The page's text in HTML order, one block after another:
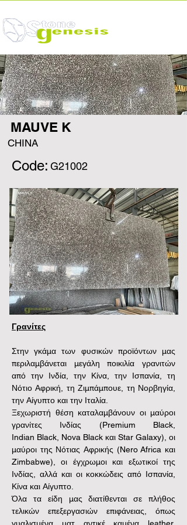
MAUVE K
CHINA
G21002
Code:
Γρανίτες
Στην γκάμα των φυσικών προϊόντων μας
περιλαμβάνεται μεγάλη ποικιλία γρανιτών
από την Ινδία, την Κίνα, την Ισπανία, τη
Νότιο Αφρική, τη Ζιμπάμπουε, τη Νορβηγία,
την Αίγυπτο και την Ιταλία.
Ξεχωριστή θέση καταλαμβάνουν οι μαύροι
γρανίτες Ινδίας (Premium Black,
Indian Black, Nova Black και Star Galaxy), οι
μαύροι της Νότιας Αφρικής (Nero Africa και
Zimbabwe), οι έγχρωμοι και εξωτικοί της
Ινδίας, αλλά και οι κοκκώδεις από Ισπανία,
Κίνα και Αίγυπτο.
Όλα τα είδη μας διατίθενται σε πλήθος
τελικών επεξεργασιών επιφάνειας, όπως
γυαλισμένα, ματ, αντικέ, καμένα, leather,